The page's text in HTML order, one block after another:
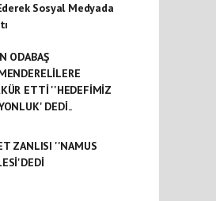
Sosyal Medyada
ODABAŞ
ETTİ ''HEDEFİMİZ
DEDİ..
ZANLISI ''NAMUS